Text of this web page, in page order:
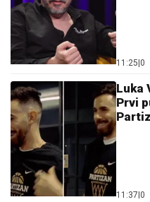
11:25 0
Luka
Prvi
11:37 0